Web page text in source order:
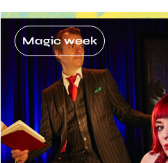
Magic week